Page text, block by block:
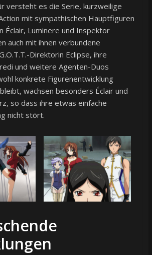
versteht es die Serie, kurzweilige
mit sympathischen Hauptfiguren
Éclair, Luminere und Inspektor
auch mit ihnen verbundene
Direktorin Eclipse, ihre
und weitere Agenten-Duos
konkrete Figurenentwicklung
wachsen besonders Éclair und
so dass ihre etwas einfache
nicht stört.